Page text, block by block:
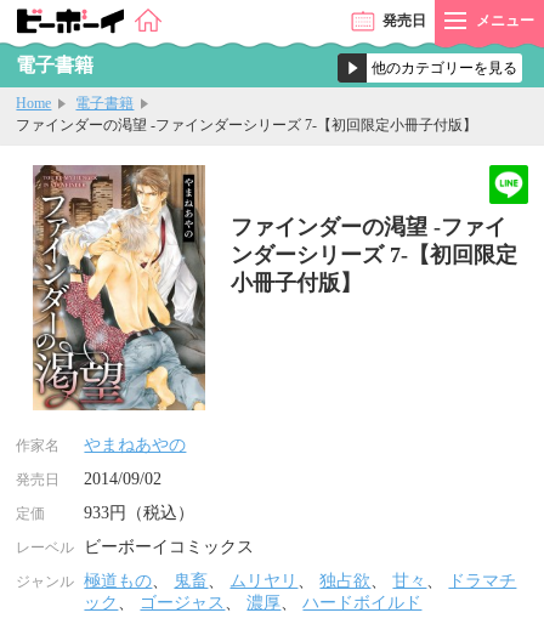
発売日 メニュー
電子書籍
Home
電子書籍
ファインダーの渇望 -ファインダーシリーズ 7-【初回限定小冊子付版】
ファインダーの渇望 -ファイ
ンダーシリーズ 7-【初回限定
小冊子付版】
作家名 やまねあやの
発売日 2014/09/02
定価 933円（税込）
レーベル ビーボーイコミックス
ジャンル 極道もの、 鬼畜、 ムリヤリ 、独占欲、甘々 、
ドラマチ
ック 、 ゴージャス 、濃厚、ハードボイルド